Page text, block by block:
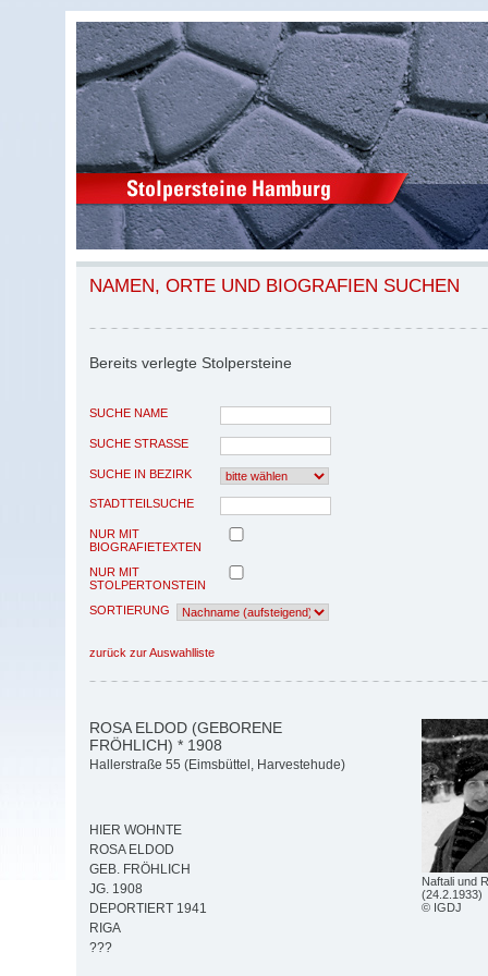
NAMEN, ORTE UND BIOGRAFIEN SUCHEN
Bereits verlegte Stolpersteine
SUCHE NAME
SUCHE STRASSE
SUCHE IN BEZIRK
STADTTEILSUCHE
NUR MIT
BIOGRAFIETEXTEN
NUR MIT
STOLPERTONSTEIN
SORTIERUNG
zurück zur Auswahlliste
Naftali und
(24.2.1933)
© IGDJ
ROSA ELDOD (GEBORENE
FRÖHLICH) * 1908
Hallerstraße 55 (Eimsbüttel, Harvestehude)
HIER WOHNTE
ROSA ELDOD
GEB. FRÖHLICH
JG. 1908
DEPORTIERT 1941
RIGA
???